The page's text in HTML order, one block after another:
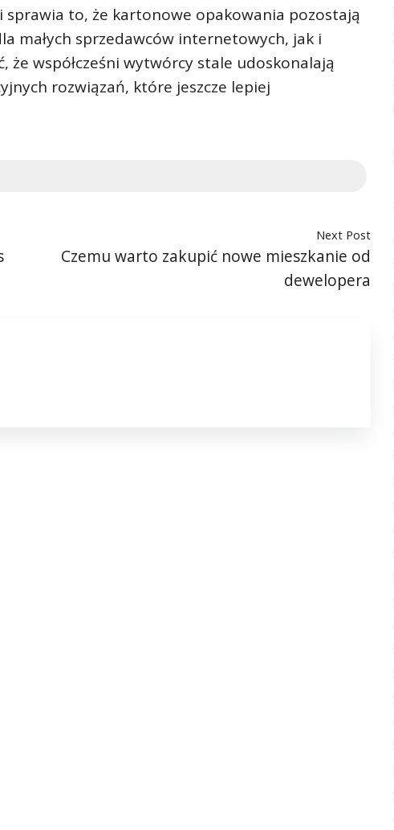
sprawia to, że kartonowe opakowania pozostają
małych sprzedawców internetowych, jak i
że współcześni wytwórcy stale udoskonalają
rozwiązań, które jeszcze lepiej
Next Post
Czemu warto zakupić nowe mieszkanie od
dewelopera